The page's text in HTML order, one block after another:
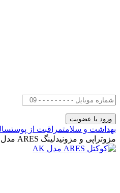
بهداشت و سلامتمراقبت از پوست
مزوتراپی و مزونیدلینگ ARES مدل AK